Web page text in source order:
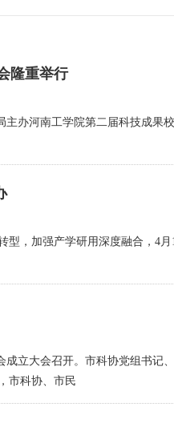
隆重举行
河南工学院第二届科技成果校
加强产学研用深度融合，4月
大会召开。市科协党组书记
市科协、市民